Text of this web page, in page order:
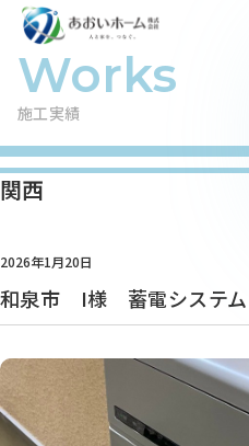
施工実績
関西
2026年1月20日
和泉市 I様 蓄電システム